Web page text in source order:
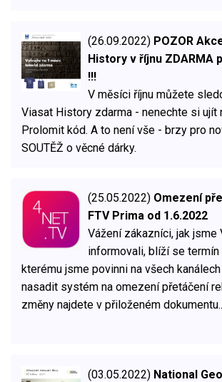
(26.09.2022) POZOR
History v říjnu ZDARMA
!!!
V měsíci říjnu můžete
Viasat History zdarma - nenechte si ujít
Prolomit kód. A to není vše - brzy pro
SOUTĚŽ o věcné dárky.
(25.05.2022) Omezení
FTV Prima od 1.6.2022
Vážení zákazníci, jak jsme
informovali, blíží se termín
kterému jsme povinni na všech
nasadit systém na omezení přetáčení
změny najdete v přiloženém
(03.05.2022) National